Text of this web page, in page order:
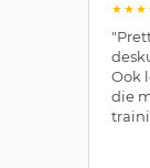
Ook
die